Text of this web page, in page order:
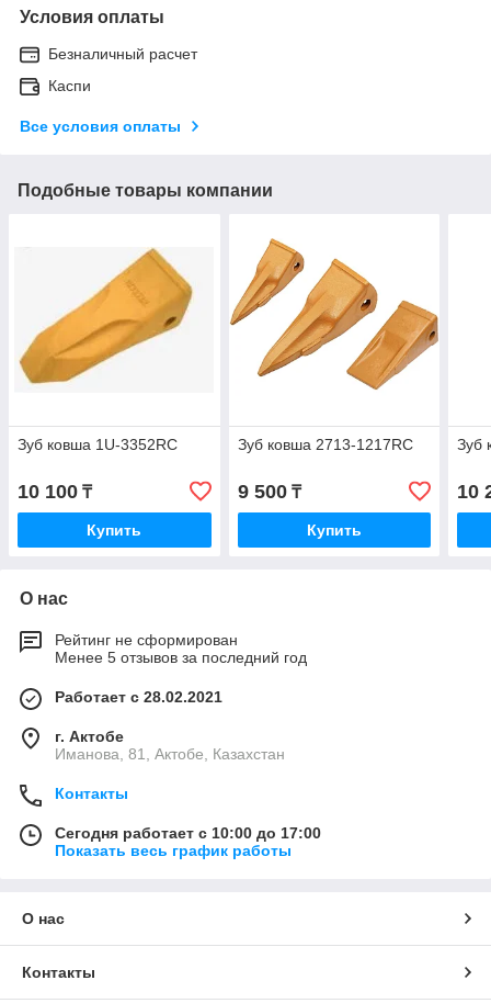
Условия оплаты
Безналичный расчет
Каспи
Все условия оплаты
Подобные товары компании
Зуб ковша 1U-3352RC
10 100 ₸
Купить
Зуб ковша 2713-1217RC
9 500₸
Купить
Зуб
10
О нас
Рейтинг не сформирован
Менее 5 отзывов за последний год
Работает с 28.02.2021
г. Актобе
Иманова, 81, Актобе, Казахстан
Контакты
Сегодня работает с 10:00 до 17:00
Показать весь график работы
О нас
Контакты